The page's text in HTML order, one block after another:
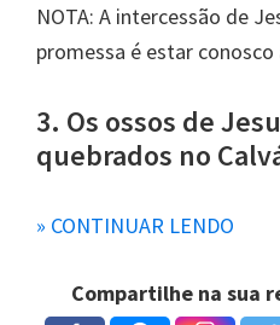
NOTA: A intercessão de
promessa é estar
3. Os ossos de
quebrados no
Ellen
“… os discípulos tiraram
» CONTINUAR LENDO
Compartilhe na sua